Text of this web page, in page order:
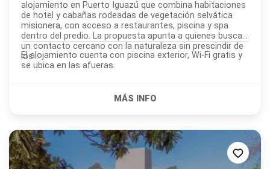
alojamiento en Puerto Iguazú que combina habitaciones
de hotel y cabañas rodeadas de vegetación selvática
misionera, con acceso a restaurantes, piscina y spa
dentro del predio. La propuesta apunta a quienes buscan
un contacto cercano con la naturaleza sin prescindir de
los...
El alojamiento cuenta con piscina exterior, Wi-Fi gratis y
se ubica en las afueras.